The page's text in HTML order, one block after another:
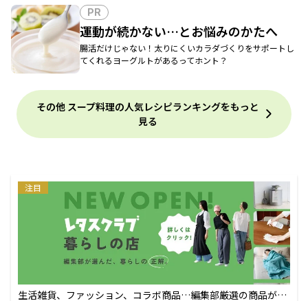
PR
運動が続かない…とお悩みのかたへ
腸活だけじゃない！太りにくいカラダづくりをサポートし
てくれるヨーグルトがあるってホント？
その他 スープ料理の人気レシピランキングをもっと
見る
注目
生活雑貨、ファッション、コラボ商品…編集部厳選の商品が買